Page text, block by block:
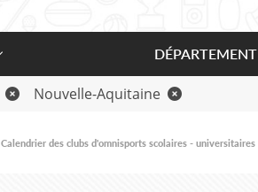
DÉPARTEMENT
Nouvelle-Aquitaine
Calendrier des clubs d'omnisports scolaires - universitaires